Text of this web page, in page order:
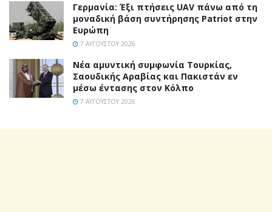
Γερμανία: Έξι πτήσεις UAV πάνω από τη
μοναδική βάση συντήρησης Patriot στην
Ευρώπη
7 ΑΥΓΟΎΣΤΟΥ 2026
Νέα αμυντική συμφωνία Τουρκίας,
Σαουδικής Αραβίας και Πακιστάν εν
μέσω έντασης στον Κόλπο
7 ΑΥΓΟΎΣΤΟΥ 2026